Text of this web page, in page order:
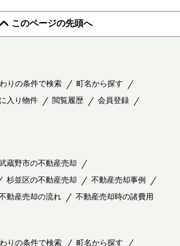
このページの先頭へ
りの条件で検索
町名から探す
入り物件 閲覧履歴
会員登録
蔵野市の不動産売却
杉並区の不動産売却
不動産売却事例
動産売却の流れ 不動産売却時の諸費用
りの条件で検索
町名から探す